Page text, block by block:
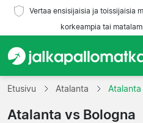
Vertaa ensisijaisia ja toissijaisia
korkeampia tai
Etusivu
Joukkueet
Etusivu Atalanta Atalanta
Atalanta vs Bologna